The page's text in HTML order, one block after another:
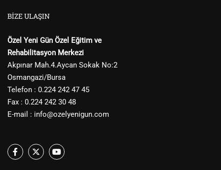
BIZE ULAŞIN
Özel Yeni Gün Özel Eğitim ve
Rehabilitasyon Merkezi
Akpınar Mah.4.Aycan Sokak No:2
Osmangazi/Bursa
Telefon : 0.224 242 47 45
Fax : 0.224 242 30 48
E-mail : info@ozelyenigun.com